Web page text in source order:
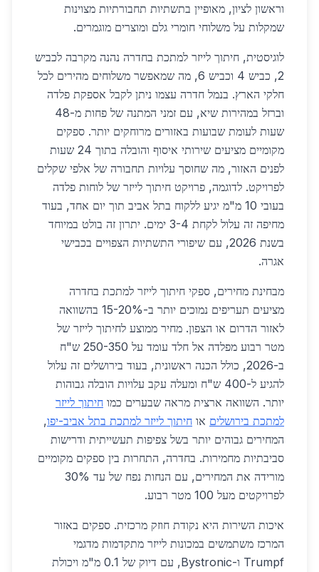
וראשון לציון, מאופיין בתשתיות תחבורתיות מצוינות
שמקלות על משלוחי חומרי גלם ומוצרים מוגמרים.
לוגיסטית, חיתוך לייזר למתכת בחדרה נהנה מקרבה לכביש
2, כביש 4 וכביש 6, מה שמאפשר משלוחים מהירים לכל
חלקי הארץ. בנמל חדרה עצמו ניתן לקבל אספקת פלדה
וברזל במהירות שיא, עם זמני המתנה של פחות מ-48
שעות לעומת שבועות באזורים מרוחקים יותר. ספקים
מקומיים מציעים שירותי איסוף והובלה בתוך 24 שעות
לפנים האזור, מה שחוסך עלויות תחבורה של אלפי שקלים
לפרויקט. לדוגמה, פרויקט חיתוך לייזר של לוחות פלדה
בעובי 10 מ"מ יגיע ללקוח בתל אביב תוך יום אחד, בעוד
מחיפה זה עלול לקחת 3-4 ימים. יתרון זה בולט במיוחד
בשנת 2026, עם שיפורי התשתיות הצפויים בכבישי
אגרה.
מבחינת מחירים, ספקי חיתוך לייזר למתכת בחדרה
מציעים תעריפים נמוכים יותר ב-15-20% בהשוואה
לאזור הדרום או הצפון. מחיר ממוצע לחיתוך לייזר של
מטר רבוע מפלדה אל חלד עומד על 250-350 ש"ח
ב-2026, כולל הכנה ראשונית, בעוד בירושלים זה עלול
להגיע ל-400 ש"ח ומעלה עקב עלויות הובלה גבוהות
יותר. השוואה ארצית מראה שבערים כמו חיתוך לייזר
למתכת בירושלים או חיתוך לייזר למתכת בתל אביב-יפו,
המחירים גבוהים יותר בשל צפיפות תעשייתית ודרישות
סביבתיות מחמירות. בחדרה, התחרות בין ספקים מקומיים
מורידה את המחירים, עם הנחות נפח של עד 30%
לפרויקטים מעל 100 מטר רבוע.
איכות השירות היא נקודת חוזק מרכזית. ספקים באזור
המרכז משתמשים במכונות לייזר מתקדמות מדגמי
Trumpf ו-Bystronic, עם דיוק של 0.1 מ"מ ויכולת